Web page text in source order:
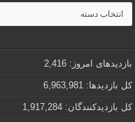
مطالب
جذاب
و
که
دنبالش
هستید
بازدیدهای امروز:2,416
کل بازدیدها: 6,963,981
کل بازدیدکنند‌گان:1,917,284